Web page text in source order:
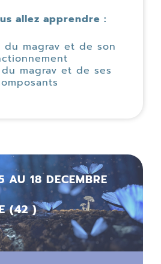
allez apprendre :
du magrav et de son
magrav et de ses
AU 18 DECEMBRE
(42 )